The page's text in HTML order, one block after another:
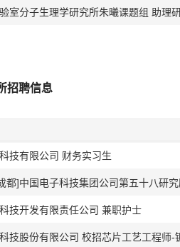
室分子生理学研究所朱曦课题组 助理
招聘信息
技有限公司 财务实习生
都]中国电子科技集团公司第五十八研
技开发有限责任公司 兼职护士
技股份有限公司 校招芯片工艺工程师-